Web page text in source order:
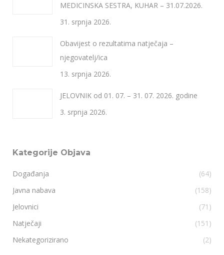
MEDICINSKA SESTRA, KUHAR – 31.07.2026.
31. srpnja 2026.
Obavijest o rezultatima natječaja –
njegovatelj/ica
13. srpnja 2026.
JELOVNIK od 01. 07. – 31. 07. 2026. godine
3. srpnja 2026.
Kategorije Objava
Događanja
(64)
Javna nabava
(158)
Jelovnici
(71)
Natječaji
(151)
Nekategorizirano
(2)